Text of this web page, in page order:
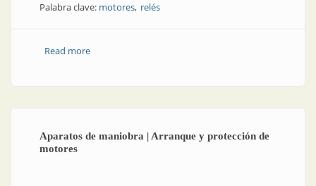
Palabra clave: motores relés
Read moreabout Motores | Relé configurable para sistemas de
Aparatos de maniobra | Arranque y protección de
motores